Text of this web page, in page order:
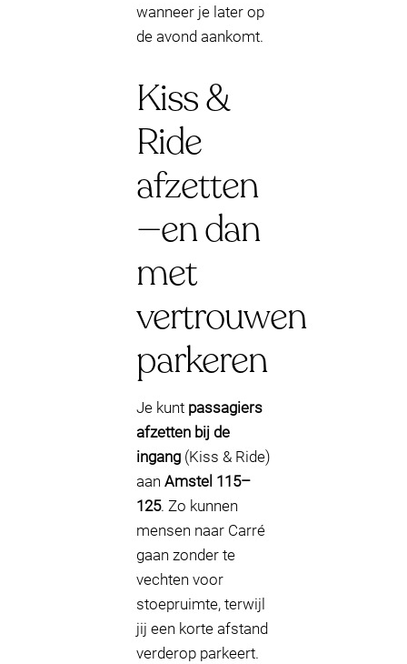
wanneer je later op
de avond aankomt.
Kiss &
Ride
afzetten
—en dan
met
vertrouwen
parkeren
Je kunt passagiers
afzetten bij de
ingang (Kiss & Ride)
aan Amstel 115–
125. Zo kunnen
mensen naar Carré
gaan zonder te
vechten voor
stoepruimte, terwijl
jij een korte afstand
verderop parkeert.